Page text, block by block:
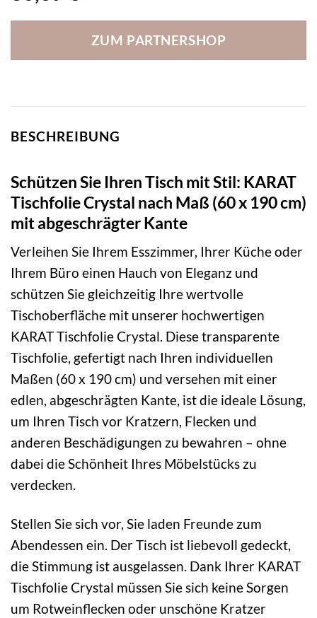
ZUM PARTNERSHOP
BESCHREIBUNG
Schützen Sie Ihren Tisch mit Stil: KARAT
Tischfolie Crystal nach Maß (60 x 190 cm)
mit abgeschrägter Kante
Verleihen Sie Ihrem Esszimmer, Ihrer Küche oder
Ihrem Büro einen Hauch von Eleganz und
schützen Sie gleichzeitig Ihre wertvolle
Tischoberfläche mit unserer hochwertigen
KARAT Tischfolie Crystal. Diese transparente
Tischfolie, gefertigt nach Ihren individuellen
Maßen (60 x 190 cm) und versehen mit einer
edlen, abgeschrägten Kante, ist die ideale Lösung,
um Ihren Tisch vor Kratzern, Flecken und
anderen Beschädigungen zu bewahren – ohne
dabei die Schönheit Ihres Möbelstücks zu
verdecken.
Stellen Sie sich vor, Sie laden Freunde zum
Abendessen ein. Der Tisch ist liebevoll gedeckt,
die Stimmung ist ausgelassen. Dank Ihrer KARAT
Tischfolie Crystal müssen Sie sich keine Sorgen
um Rotweinflecken oder unschöne Kratzer